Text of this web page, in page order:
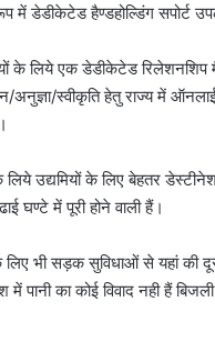
में डेडीकेटेड हैण्डहोल्डिंग सपोर्ट
लिये एक डेडीकेटेड रिलेशनशिप
अनुज्ञा/स्वीकृति हेतु राज्य में
उद्यमियों के लिए बेहतर
घण्टे में पूरी होने वाली हैं।
लिए भी सड़क सुविधाओं से यहां की
का कोई विवाद नही हैं